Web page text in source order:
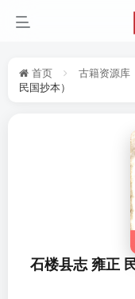
首页 古籍资源库
民国抄本）
石楼县志 雍正